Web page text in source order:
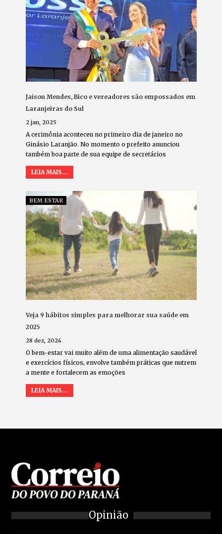
Jaison Mendes, Bico e vereadores são empossados em
Laranjeiras do Sul
2 jan, 2025
A cerimônia aconteceu no primeiro dia de janeiro no
Ginásio Laranjão. No momento o prefeito anunciou
também boa parte de sua equipe de secretários
LEIA MAIS...
BEM ESTAR
Veja 9 hábitos simples para melhorar sua saúde em
2025
28 dez, 2024
O bem-estar vai muito além de uma alimentação saudável
e exercícios físicos, envolve também práticas que nutrem
a mente e fortalecem as emoções
LEIA MAIS...
Opinião